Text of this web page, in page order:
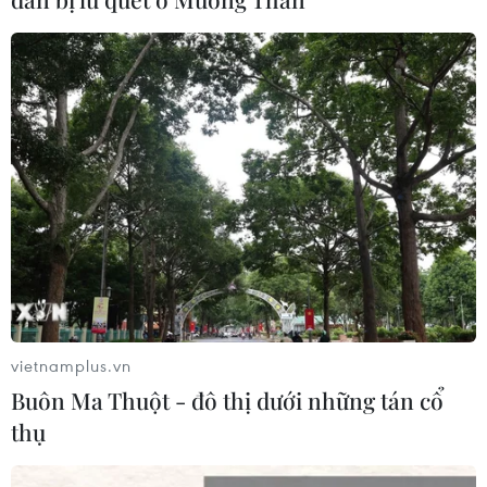
Công suất điện mặt trời của Trung
Quốc dự kiến sẽ vượt điện than trong
quý 3
02/08/2026 23:06
Đánh bom liều chết tại Pakistan, ít
nhất 7 người thiệt mạng
02/08/2026 22:41
vietnamplus.vn
Buôn Ma Thuột - đô thị dưới những tán cổ
thụ